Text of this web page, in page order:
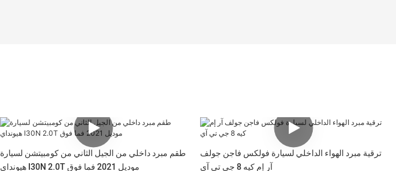
طقم مبرد داخلي من الجيل الثاني من كومبيتشن لسيارة
هيونداي I30N 2.0T موديل 2021 فما فوق
ترقية مبرد الهواء الداخلي لسيارة فولكس فاجن جولف
آر إم كيه 8 جي تي آي